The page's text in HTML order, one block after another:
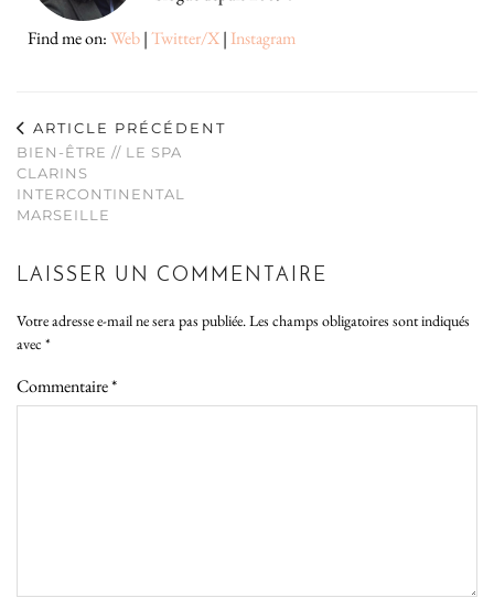
Find me on:Web|Twitter/X| Instagram
ARTICLE PRÉCÉDENT
BIEN-ÊTRE // LE SPA
CLARINS
INTERCONTINENTAL
MARSEILLE
LAISSER UN COMMENTAIRE
Votre adresse e-mail ne sera pas publiée.Les champs obligatoires sont indiqués
avec *
Commentaire*